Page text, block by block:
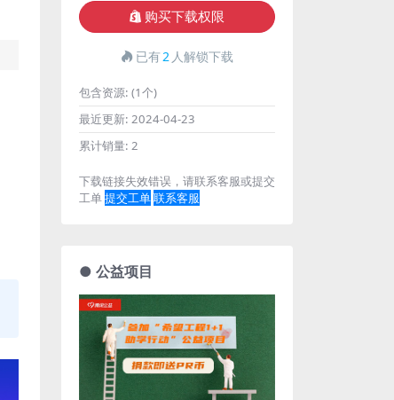
购买下载权限
已有2 人解锁下载
包含资源: (1个)
最近更新: 2024-04-23
累计销量: 2
下载链接失效错误，请联系客服或提交
工单提交工单联系客服
● 公益项目